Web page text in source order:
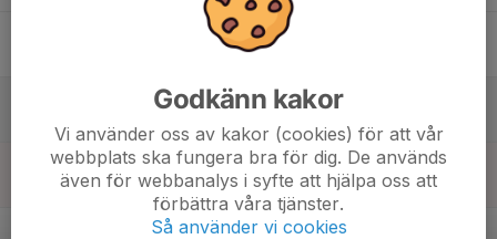
v.34
Godkänn kakor
Vi använder oss av kakor (cookies) för att vår
webbplats ska fungera bra för dig. De används
även för webbanalys i syfte att hjälpa oss att
förbättra våra tjänster.
Så använder vi cookies